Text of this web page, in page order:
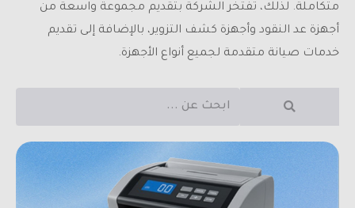
متكاملة. لذلك، تفتخر الشركة بتقديم مجموعة واسعة من
أجهزة عد النقود وأجهزة كشف التزوير، بالإضافة إلى تقديم
خدمات صيانة متقدمة لجميع أنواع الأجهزة.